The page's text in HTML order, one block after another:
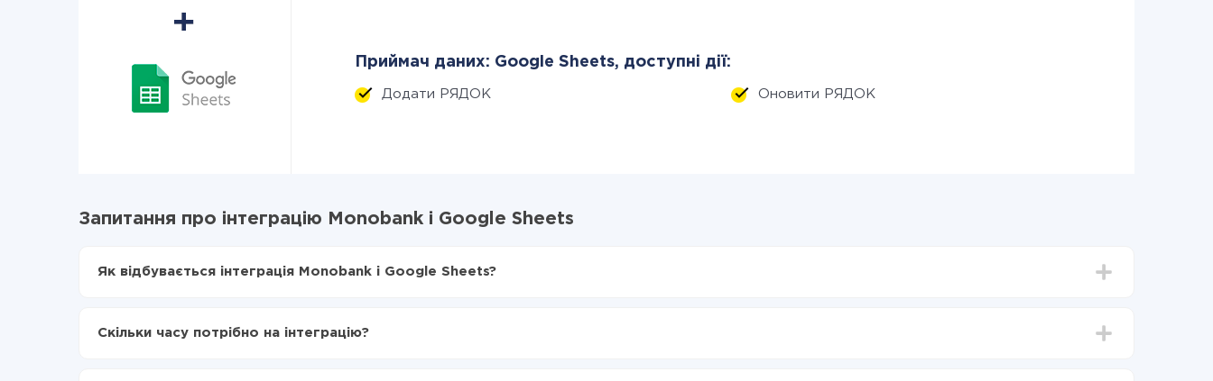
Приймач даних: Google Sheets, доступні дії:
Додати РЯДОК Оновити РЯДОК
Запитання про інтеграцію Monobank і Google Sheets
Як відбувається інтеграція Monobank і Google Sheets?
Включаєте автооновлення
Скільки часу потрібно на інтеграцію?